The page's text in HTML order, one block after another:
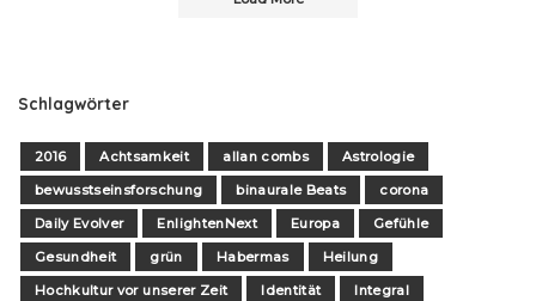
Schlagwörter
2016 Achtsamkeit allan combs
Astrologie
bewusstseinsforschung
binaurale Beats
corona
Daily Evolver
EnlightenNext Europa
Gefühle
Gesundheit
grün Habermas
Heilung
Hochkultur vor unserer Zeit
Identität
Integral